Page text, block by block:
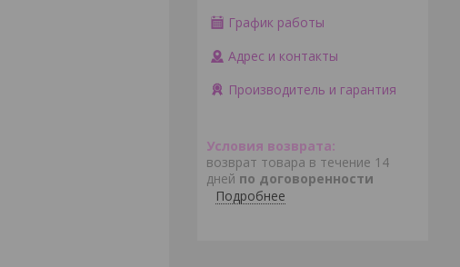
График работы
Адрес и контакты
Производитель и гарантия
возврат товара в течение 14
дней по договоренности
Подробнее